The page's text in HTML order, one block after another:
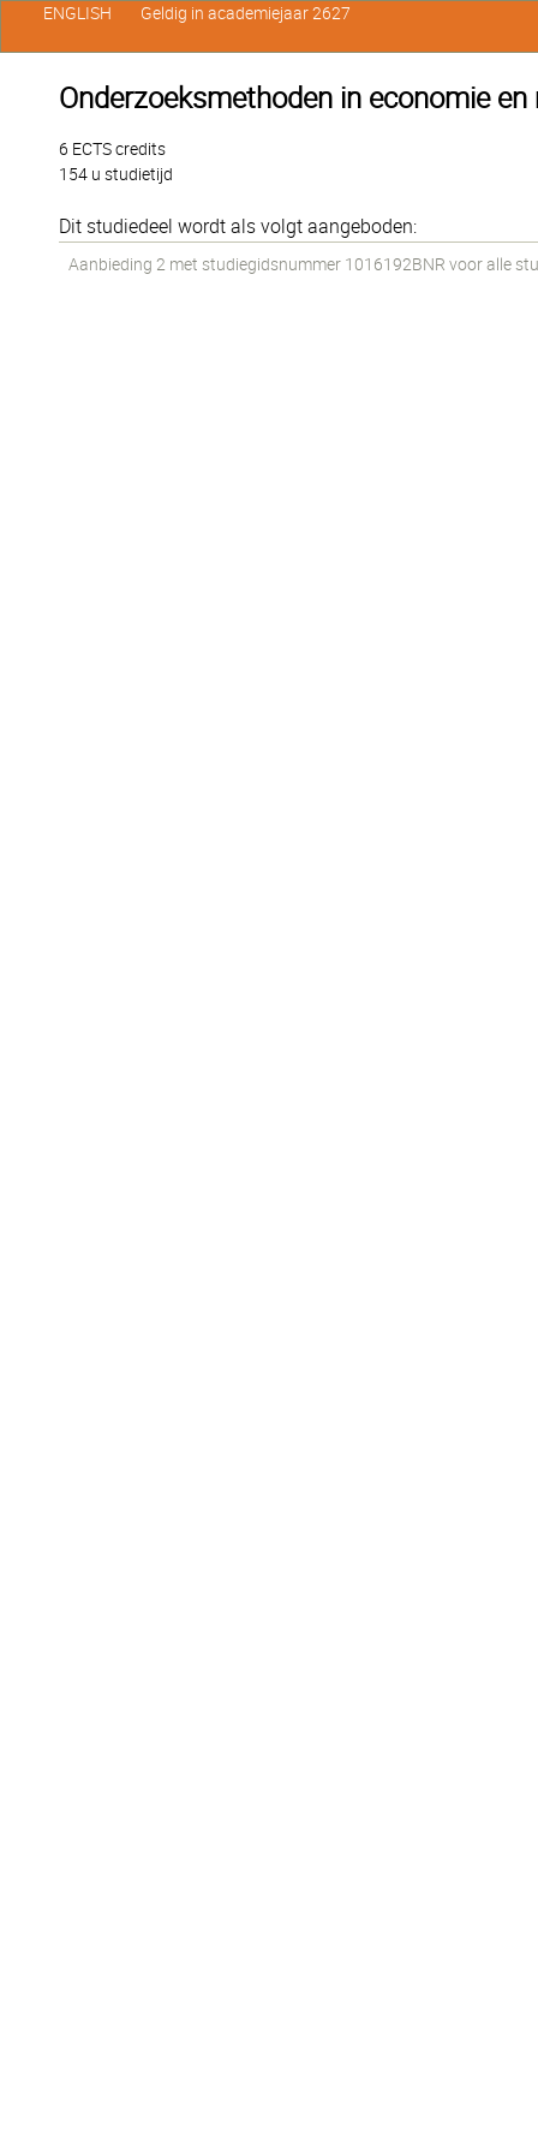
Onderzoeksmethoden in economie
6 ECTS credits
154 u studietijd
Dit studiedeel wordt als volgt aangeboden:
Aanbieding 2 met studiegidsnummer 1016192BNR voor alle
ENGLISH Geldig in academiejaar 2627